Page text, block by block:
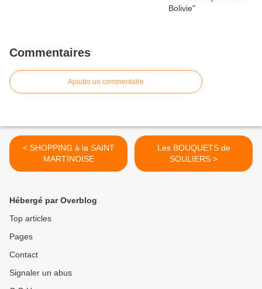
Commentaires
Ajouter un commentaire
< SHOPPING à la SAINT
MARTINOISE
Les BOUQUETS de
SOULIERS >
Hébergé par Overblog
Top articles
Pages
Contact
Signaler un abus